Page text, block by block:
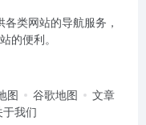
类网站的导航服务，
的便利。
图 谷歌地图
文章
于我们